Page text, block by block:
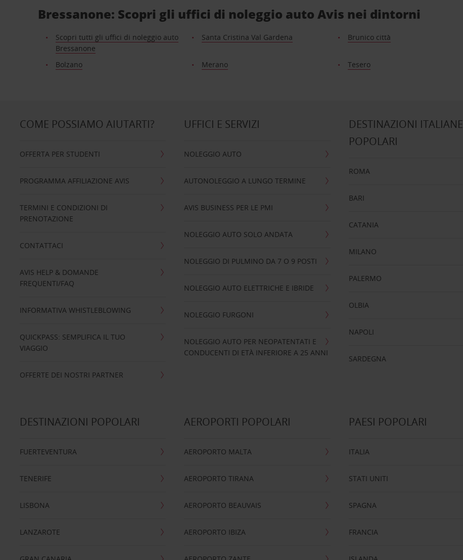
Bressanone: Scopri gli uffici di noleggio auto Avis nei dintorni
Scopri tutti gli uffici di noleggio auto
Bressanone
Santa Cristina Val Gardena Brunico città
Bolzano Merano Tesero
COME POSSIAMO AIUTARTI?
OFFERTA PER STUDENTI
PROGRAMMA AFFILIAZIONE AVIS
TERMINI E CONDIZIONI DI
PRENOTAZIONE
CONTATTACI
AVIS HELP & DOMANDE
FREQUENTI/FAQ
INFORMATIVA WHISTLEBLOWING
QUICKPASS: SEMPLIFICA IL TUO
VIAGGIO
OFFERTE DEI NOSTRI PARTNER
UFFICI E SERVIZI
NOLEGGIO AUTO
AUTONOLEGGIO A LUNGO TERMINE
AVIS BUSINESS PER LE PMI
NOLEGGIO AUTO SOLO ANDATA
NOLEGGIO DI PULMINO DA 7 O 9 POSTI
NOLEGGIO AUTO ELETTRICHE E IBRIDE
NOLEGGIO FURGONI
NOLEGGIO AUTO PER NEOPATENTATI E
CONDUCENTI DI ETÀ INFERIORE A 25 ANNI
DESTINAZIONI ITALIANE
POPOLARI
ROMA
BARI
CATANIA
MILANO
PALERMO
OLBIA
NAPOLI
SARDEGNA
DESTINAZIONI POPOLARI
FUERTEVENTURA
TENERIFE
LISBONA
LANZAROTE
AEROPORTI POPOLARI
AEROPORTO MALTA
AEROPORTO TIRANA
AEROPORTO BEAUVAIS
AEROPORTO IBIZA
PAESI POPOLARI
ITALIA
STATI UNITI
SPAGNA
FRANCIA